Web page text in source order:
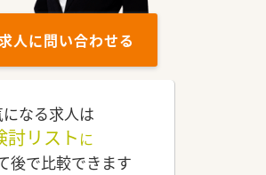
人に問い合わせる
になる求人は
討リスト に
後で比較できます